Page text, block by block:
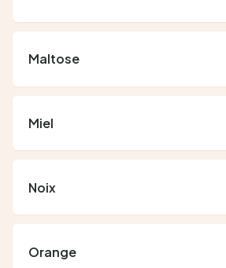
Maltose
Miel
Noix
Orange